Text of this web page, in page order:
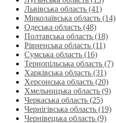
Львівська область‎ (41)
Миколаївська область‎ (14)
Одеська область‎ (48)
Полтавська область (18)
Рівненська область‎ (11)
Сумська область‎ (16)
Тернопільська область‎ (7)
Харківська область‎ (31)
Херсонська область‎ (20)
Хмельницька область‎ (9)
Черкаська область‎ (25)
Чернігівська область (19)
Чернівецька область (9)